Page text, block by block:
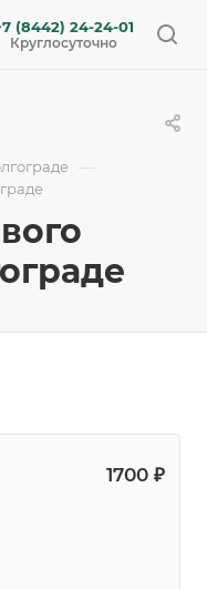
(8442) 24-24-01
Круглосуточно
—
1700 ₽